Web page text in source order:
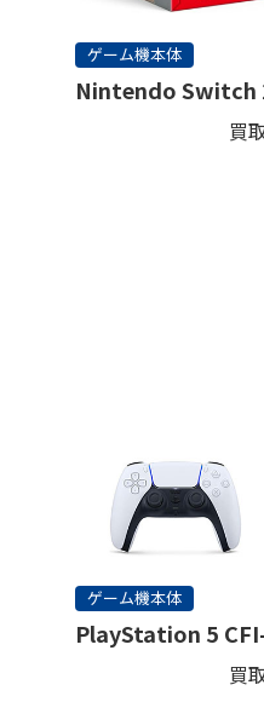
ゲーム機本体
Nintendo Switch
買
ゲーム機本体
PlayStation 5
買